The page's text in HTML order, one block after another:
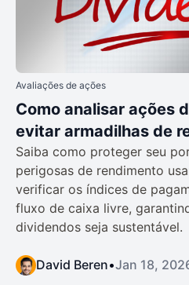
Avaliações de ações
Como analisar ações
evitar armadilhas de
Saiba como proteger seu
perigosas de rendimento
verificar os índices de
fluxo de caixa livre,
dividendos seja sustentável.
David Beren•Jan 18,